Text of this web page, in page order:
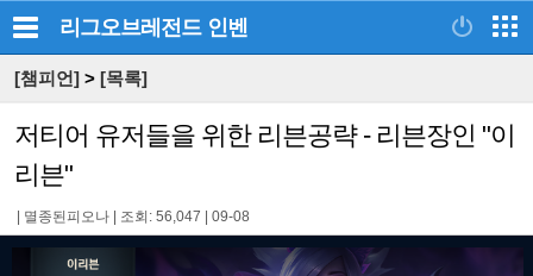
리그오브레전드 인벤
[챔피언] > [목록]
저티어 유저들을 위한 리븐공략 - 리븐장인 "이
리븐"
멸종된피오나 조회: 56,047 09-08